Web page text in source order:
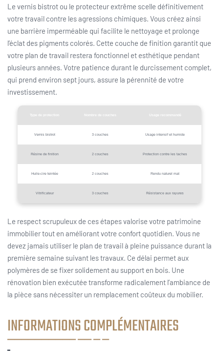
Le vernis bistrot ou le protecteur extrême scelle définitivement
votre travail contre les agressions chimiques. Vous créez ainsi
une barrière imperméable qui facilite le nettoyage et prolonge
l’éclat des pigments colorés. Cette couche de finition garantit que
votre plan de travail restera fonctionnel et esthétique pendant
plusieurs années. Votre patience durant le durcissement complet,
qui prend environ sept jours, assure la pérennité de votre
investissement.
Type de protection Nombre de couches Usage recommandé
Vernis bistrot 3 couches Usage intensif et humide
Résine de finition 2 couches Protection contre les taches
Huile-cire teintée 2 couches Rendu naturel mat
Vitrificateur 3 couches Résistance aux rayures
Le respect scrupuleux de ces étapes valorise votre patrimoine
immobilier tout en améliorant votre confort quotidien. Vous ne
devez jamais utiliser le plan de travail à pleine puissance durant la
première semaine suivant les travaux. Ce délai permet aux
polymères de se fixer solidement au support en bois. Une
rénovation bien exécutée transforme radicalement l’ambiance de
la pièce sans nécessiter un remplacement coûteux du mobilier.
INFORMATIONS COMPLÉMENTAIRES